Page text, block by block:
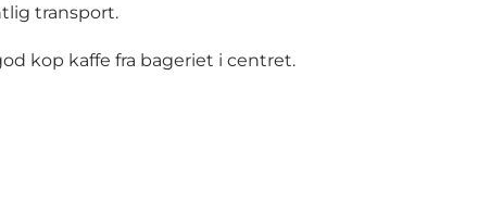
transport.
kop kaffe fra bageriet i centret.